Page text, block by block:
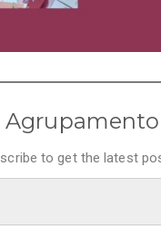
to get the latest